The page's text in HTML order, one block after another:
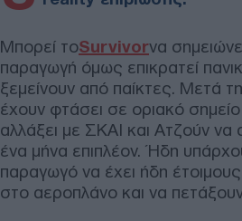
Μπορεί τοSurvivorνα
παραγωγή όμως επικρατεί
ξεμείνουν από παίκτες. Μετά
έχουν φτάσει σε οριακό
αλλάξει με ΣΚΑΙ και Ατζούν να
ένα μήνα επιπλέον. Ήδη
παραγωγό να έχει ήδη
στο αεροπλάνο και να πετάξουν